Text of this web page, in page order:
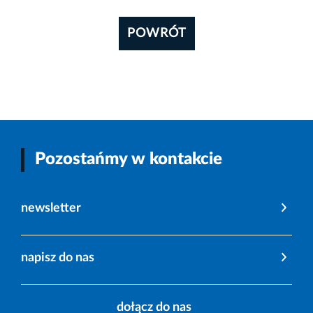
POWRÓT
Pozostańmy w kontakcie
newsletter
napisz do nas
dołącz do nas